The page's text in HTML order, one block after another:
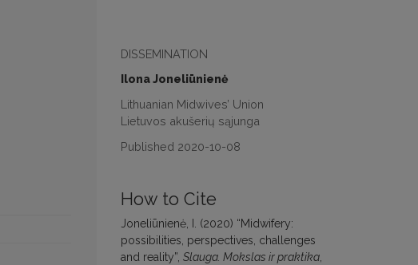
DISSEMINATION
Ilona Joneliūnienė
Lithuanian Midwives’ Union
Lietuvos akušerių sąjunga
Published 2020-10-08
How to Cite
Joneliūnienė, I. (2020) “Midwifery:
possibilities, perspectives, challenges
and reality”, Slauga. Mokslas ir praktika